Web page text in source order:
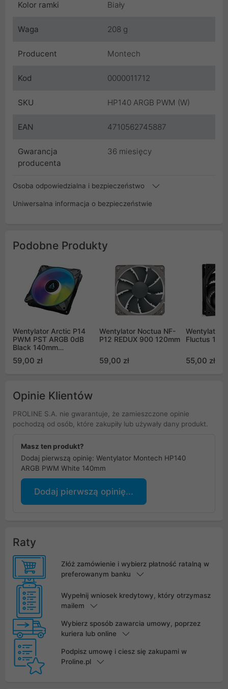
Kolor ramki Biały
Waga 208 g
Producent Montech
Kod 0000011712
SKU HP140 ARGB PWM (W)
EAN 4710562745887
Gwarancja
producenta
36 miesięcy
Osoba odpowiedzialna i bezpieczeństwo
Uniwersalna informacja o bezpieczeństwie
Podobne Produkty
Wentylator Arctic P14
PWM PST ARGB 0dB
Black 140mm
59,00 zł
Wentylator Noctua NF-
P12 REDUX 900 120mm
59,00 zł
Wentylator
Fluctus
55,00 zł
Opinie Klientów
PROLINE S.A. nie gwarantuje, że zamieszczone opinie
pochodzą od osób, które zakupiły lub używały dany produkt.
Masz ten produkt?
Dodaj pierwszą opinię: Wentylator Montech HP140
ARGB PWM White 140mm
Dodaj pierwszą opinię...
Raty
Złóż zamówienie i wybierz płatność ratalną w
preferowanym banku
Wypełnij wniosek kredytowy, który otrzymasz
mailem
Wybierz sposób zawarcia umowy, poprzez
kuriera lub online
Podpisz umowę i ciesz się zakupami w
Proline.pl